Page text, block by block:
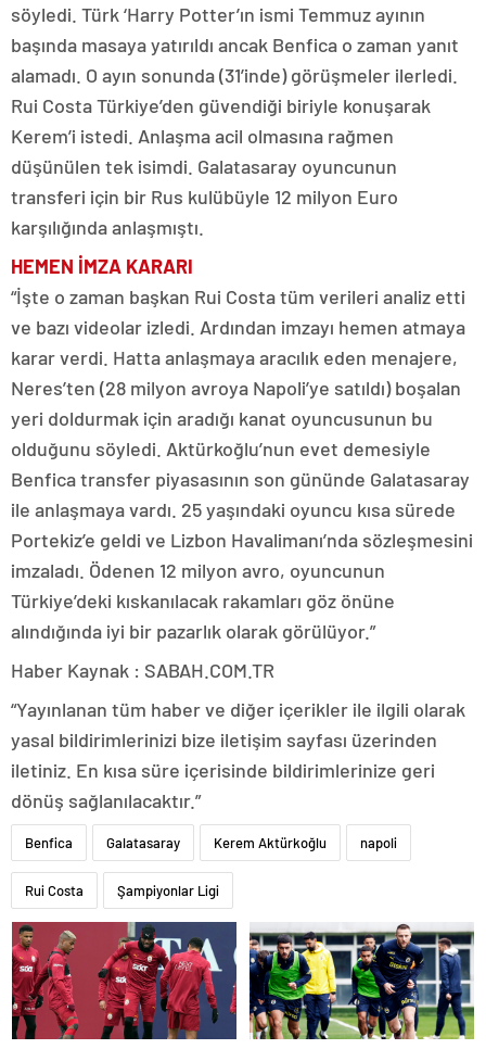
söyledi. Türk ‘Harry Potter’ın ismi Temmuz ayının
başında masaya yatırıldı ancak Benfica o zaman yanıt
alamadı. O ayın sonunda (31’inde) görüşmeler ilerledi.
Rui Costa Türkiye’den güvendiği biriyle konuşarak
Kerem’i istedi. Anlaşma acil olmasına rağmen
düşünülen tek isimdi. Galatasaray oyuncunun
transferi için bir Rus kulübüyle 12 milyon Euro
karşılığında anlaşmıştı.
HEMEN İMZA KARARI
“İşte o zaman başkan Rui Costa tüm verileri analiz etti
ve bazı videolar izledi. Ardından imzayı hemen atmaya
karar verdi. Hatta anlaşmaya aracılık eden menajere,
Neres’ten (28 milyon avroya Napoli’ye satıldı) boşalan
yeri doldurmak için aradığı kanat oyuncusunun bu
olduğunu söyledi. Aktürkoğlu’nun evet demesiyle
Benfica transfer piyasasının son gününde Galatasaray
ile anlaşmaya vardı. 25 yaşındaki oyuncu kısa sürede
Portekiz’e geldi ve Lizbon Havalimanı’nda sözleşmesini
imzaladı. Ödenen 12 milyon avro, oyuncunun
Türkiye’deki kıskanılacak rakamları göz önüne
alındığında iyi bir pazarlık olarak görülüyor.”
Haber Kaynak : SABAH.COM.TR
“Yayınlanan tüm haber ve diğer içerikler ile ilgili olarak
yasal bildirimlerinizi bize iletişim sayfası üzerinden
iletiniz. En kısa süre içerisinde bildirimlerinize geri
dönüş sağlanılacaktır.”
Benfica Galatasaray Kerem Aktürkoğlu napoli
Rui Costa Şampiyonlar Ligi